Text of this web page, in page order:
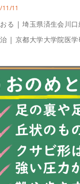
11/11
る | 埼玉県済生会川
| 京都大学大学院医